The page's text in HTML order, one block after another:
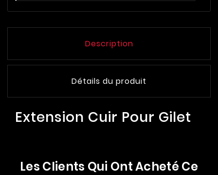
Description
Détails du produit
Extension Cuir Pour Gilet
Les Clients Qui Ont Acheté Ce